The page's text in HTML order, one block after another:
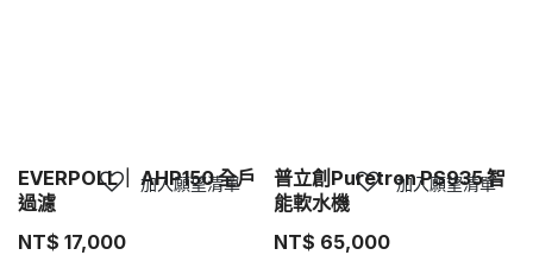
EVERPOLL｜ AHP150 全戶
過濾
NT$ 17,000
加入願望清單
普立創Puretron PS935 智
能軟水機
NT$ 65,000
加入願望清單